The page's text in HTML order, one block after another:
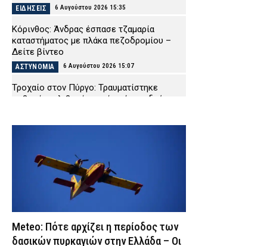
ΕΙΔΗΣΕΙΣ 6 Αυγούστου 2026 15:35
Κόρινθος: Άνδρας έσπασε τζαμαρία
καταστήματος με πλάκα πεζοδρομίου –
Δείτε βίντεο
ΑΣΤΥΝΟΜΙΑ 6 Αυγούστου 2026 15:07
Τροχαίο στον Πύργο: Τραυματίστηκε
σοβαρά ντελιβεράς μετά από σφοδρή
ΕΙΔΗΣΕΙΣ 6 Αυγούστου 2026 14:58
στις «Πισίνες» Κερίου – Επέβαινε σε
ημερόπλοιο που έκανε τον γύρο του
6 Αυγούστου 2026 14:47
«Ελ. Βενιζέλος»: Συνελήφθη 37χρονος
αλλοδαπός – Είχε στην χειραποσκευή του
τέσσερα μαχαίρια και δύο ψαλίδια
Meteo: Πότε αρχίζει η περίοδος των
δασικών πυρκαγιών στην Ελλάδα – Οι